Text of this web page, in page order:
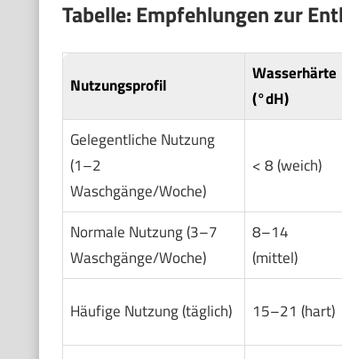
Tabelle: Empfehlungen zur
Nutzungsprofil
Wasserhärte
(°dH)
Gelegentliche Nutzung
(1–2
Waschgänge/Woche)
< 8 (weich)
Normale Nutzung (3–7
Waschgänge/Woche)
8–14
(mittel)
Häufige Nutzung (täglich) 15–21 (hart)